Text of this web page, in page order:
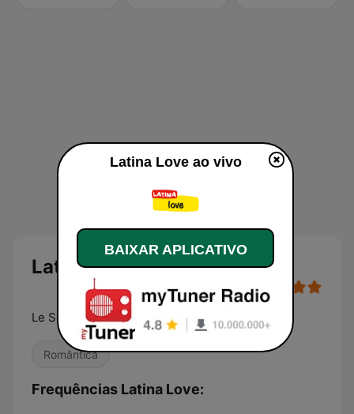
Latina Love
Le Son Latino
Romântica
Frequências Latina Love:
Latina Love ao vivo
BAIXAR APLICATIVO